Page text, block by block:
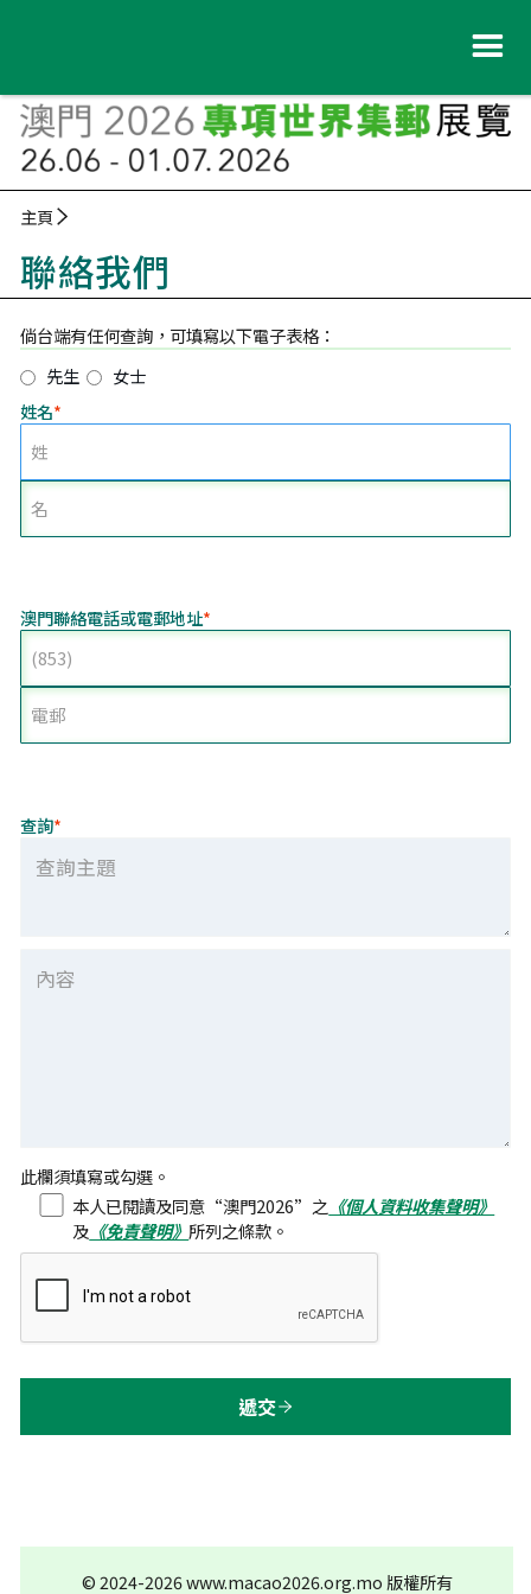
主頁
聯絡我們
倘台端有任何查詢，可填寫以下電子表格：
姓名*
先生 女士
澳門聯絡電話或電郵地址*
查詢*
此欄須填寫或勾選。
本人已閱讀及同意“澳門2026”之 《個人資料收集聲明》
及 《免責聲明》 所列之條款。
遞交
© 2024-2026 www.macao2026.org.mo版權所有